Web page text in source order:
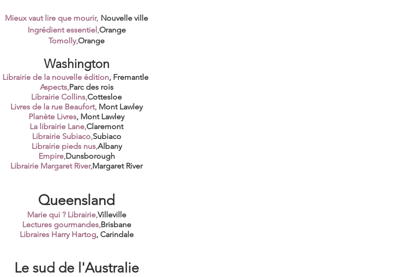
Mieux vaut lire que mourir, Nouvelle ville
Ingrédient essentiel,Orange
Tomolly,Orange
Washington
Librairie de la nouvelle édition, Fremantle
Aspects,Parc des rois
Librairie Collins,Cottesloe
Livres de la rue Beaufort, Mont Lawley
Planète Livres, Mont Lawley
La librairie Lane,Claremont
Librairie Subiaco,Subiaco
Librairie pieds nus,Albany
Empire,Dunsborough
Librairie Margaret River,Margaret River
Queensland
Marie qui ? Librairie,Villeville
Lectures gourmandes,Brisbane
Libraires Harry Hartog, Carindale
Le sud de l'Australie